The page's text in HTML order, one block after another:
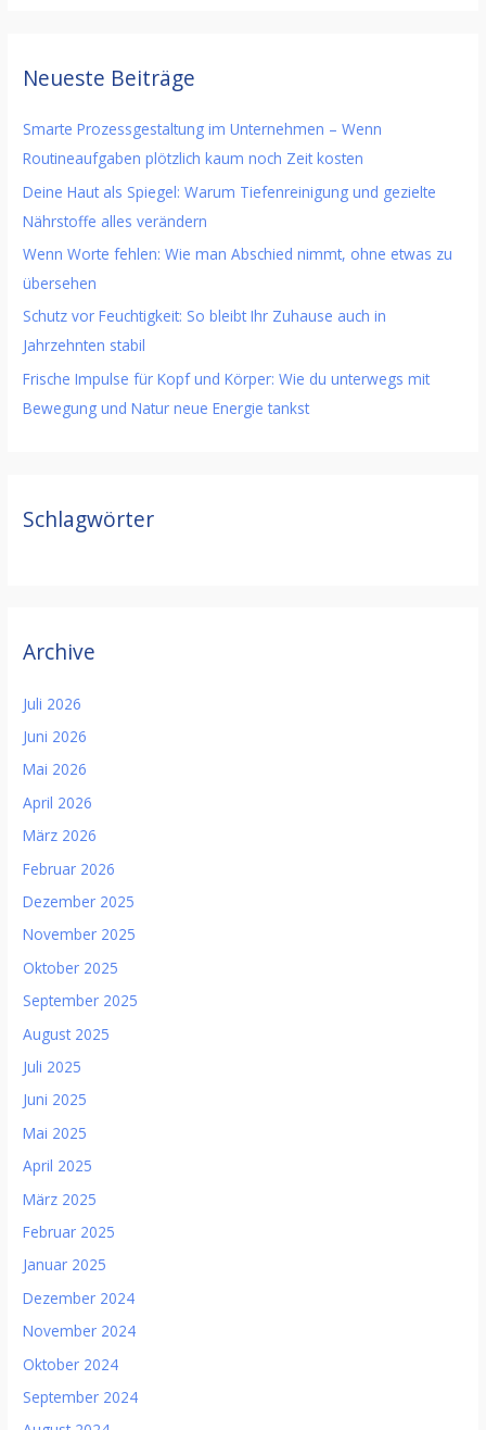
Neueste Beiträge
Smarte Prozessgestaltung im Unternehmen – Wenn
Routineaufgaben plötzlich kaum noch Zeit kosten
Deine Haut als Spiegel: Warum Tiefenreinigung und gezielte
Nährstoffe alles verändern
Wenn Worte fehlen: Wie man Abschied nimmt, ohne etwas zu
übersehen
Schutz vor Feuchtigkeit: So bleibt Ihr Zuhause auch in
Jahrzehnten stabil
Frische Impulse für Kopf und Körper: Wie du unterwegs mit
Bewegung und Natur neue Energie tankst
Schlagwörter
Archive
Juli 2026
Juni 2026
Mai 2026
April 2026
März 2026
Februar 2026
Dezember 2025
November 2025
Oktober 2025
September 2025
August 2025
Juli 2025
Juni 2025
Mai 2025
April 2025
März 2025
Februar 2025
Januar 2025
Dezember 2024
November 2024
Oktober 2024
September 2024